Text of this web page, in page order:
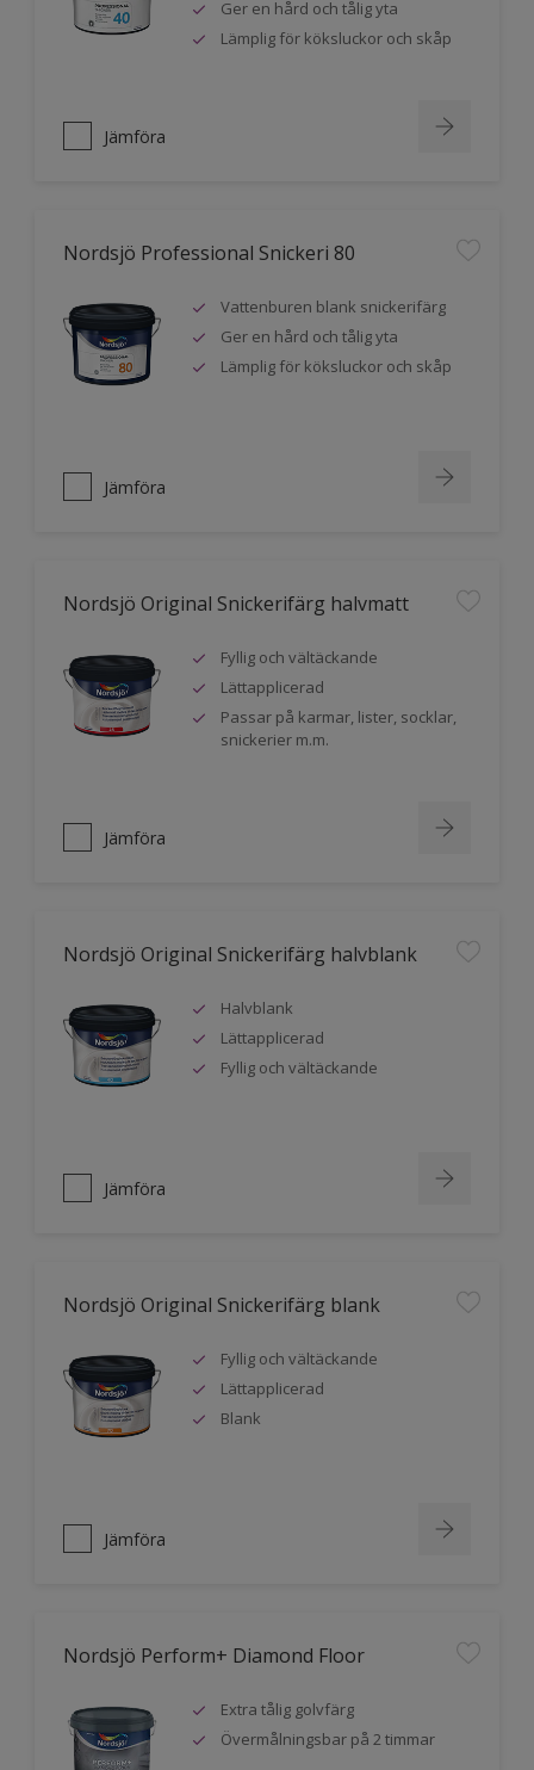
Ger en hård och tålig yta
Lämplig för köksluckor och skåp
Jämföra
Nordsjö Professional Snickeri 80
Vattenburen blank snickerifärg
Ger en hård och tålig yta
Lämplig för köksluckor och skåp
Jämföra
Nordsjö Original Snickerifärg halvmatt
Fyllig och vältäckande
Lättapplicerad
Passar på karmar, lister, socklar,
snickerier m.m.
Jämföra
Nordsjö Original Snickerifärg halvblank
Halvblank
Lättapplicerad
Fyllig och vältäckande
Jämföra
Nordsjö Original Snickerifärg blank
Fyllig och vältäckande
Lättapplicerad
Blank
Jämföra
Nordsjö Perform+ Diamond Floor
Extra tålig golvfärg
Övermålningsbar på 2 timmar